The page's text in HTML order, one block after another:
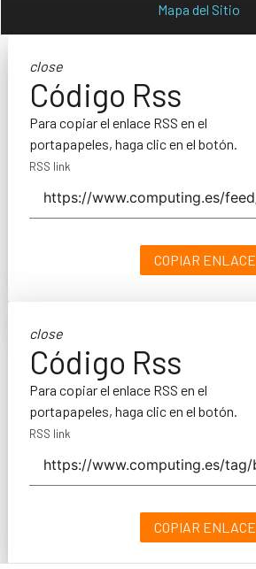
Mapa del Sitio
close
Código Rss
Para copiar el enlace RSS en el
portapapeles, haga clic en el botón.
RSS link
COPIAR ENLACE
close
Código Rss
Para copiar el enlace RSS en el
portapapeles, haga clic en el botón.
RSS link
COPIAR ENLACE